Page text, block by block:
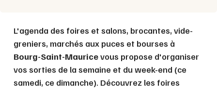
L'agenda des foires et salons, brocantes, vide-
greniers, marchés aux puces et bourses à
Bourg-Saint-Mauricevous propose d'organiser
vos sorties de la semaine et du week-end (ce
samedi, ce dimanche). Découvrez les foires